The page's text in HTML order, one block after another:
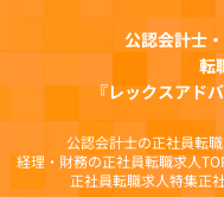
(3)求人広告媒体事業において提
問い合わせへの対応、メールマ
実施、求人掲載企業への提供、
(4)オウンドメディア事業にお
問い合わせへの対応、メールマ
公認会計士
転
『レックスアド
公認会計士の正社員転
経理・財務の正社員転職求人
正社員転職求人特集正